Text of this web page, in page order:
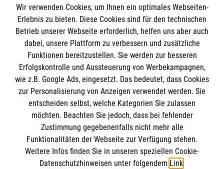
Informationen
Impressum
Datenschutz
Kontakt
Die Malteser
Malteser in Deutschland
Malteserorden
Sharepoint
Spendenkonto
Wir verwenden Cookies, um Ihnen ein optimales Webseiten-
Erlebnis zu bieten. Diese Cookies sind für den technischen
Betrieb unserer Webseite erforderlich, helfen uns aber auch
dabei, unsere Plattform zu verbessern und zusätzliche
Funktionen bereitzustellen. Sie werden zur besseren
Erfolgskontrolle und Aussteuerung von Werbekampagnen,
wie z.B. Google Ads, eingesetzt. Das bedeutet, dass Cookies
zur Personalisierung von Anzeigen verwendet werden. Sie
entscheiden selbst, welche Kategorien Sie zulassen
möchten. Beachten Sie jedoch, dass bei fehlender
Zustimmung gegebenenfalls nicht mehr alle
Funktionalitäten der Webseite zur Verfügung stehen.
Weitere Infos finden Sie in unseren speziellen Cookie-
Datenschutzhinweisen unter folgendem Link.